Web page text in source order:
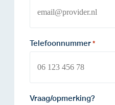
Telefoonnummer *
Vraag/opmerking?